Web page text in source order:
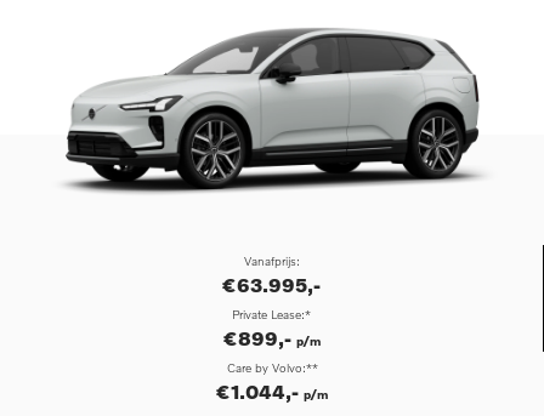
Vanafprijs:
€63.995,-
Private Lease:*
€899,- p/m
Care by Volvo:**
€1.044,- p/m